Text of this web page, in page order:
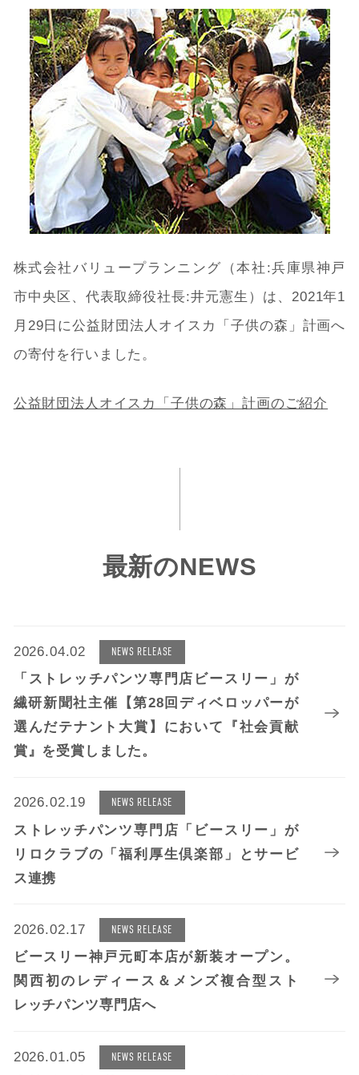
株式会社バリュープランニング（本社:兵庫県神戸
市中央区、代表取締役社長:井元憲生）は、2021年1
月29日に公益財団法人オイスカ「子供の森」計画へ
の寄付を行いました。
公益財団法人オイスカ「子供の森」計画のご紹介
最新のNEWS
2026.04.02 NEWS RELEASE
「ストレッチパンツ専門店ビースリー」が
繊研新聞社主催【第28回ディベロッパーが
選んだテナント大賞】において『社会貢献
賞』を受賞しました。
2026.02.19 NEWS RELEASE
ストレッチパンツ専門店「ビースリー」が
リロクラブの「福利厚生倶楽部」とサービ
ス連携
2026.02.17 NEWS RELEASE
ビースリー神戸元町本店が新装オープン。
関西初のレディース＆メンズ複合型スト
レッチパンツ専門店へ
2026.01.05 NEWS RELEASE